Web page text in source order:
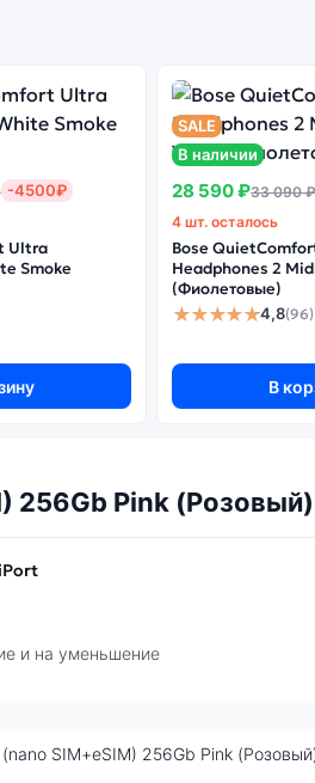
2 шт.
48/12
да
5
да
-4500₽
Ultra
Smoke
SALE
В наличии
28 590 ₽33 090 ₽
4 шт. осталось
Bose
Headphones 2
(Фиолетовые)
★★★★★4,8(96)
В
256Gb Pink
и на уменьшение